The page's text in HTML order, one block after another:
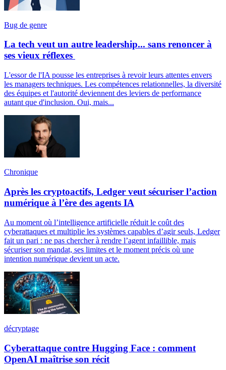
Bug de genre
La tech veut un autre leadership... sans renoncer à
ses vieux réflexes
L'essor de l'IA pousse les entreprises à revoir leurs attentes envers
les managers techniques. Les compétences relationnelles, la diversité
des équipes et l'autorité deviennent des leviers de performance
autant que d'inclusion. Oui, mais...
Chronique
Après les cryptoactifs, Ledger veut sécuriser l’action
numérique à l’ère des agents IA
Au moment où l’intelligence artificielle réduit le coût des
cyberattaques et multiplie les systèmes capables d’agir seuls, Ledger
fait un pari : ne pas chercher à rendre l’agent infaillible, mais
sécuriser son mandat, ses limites et le moment précis où une
intention numérique devient un acte.
décryptage
Cyberattaque contre Hugging Face : comment
OpenAI maîtrise son récit